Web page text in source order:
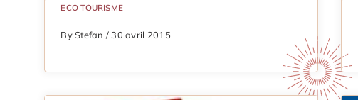
ECO TOURISME
By Stefan / 30 avril 2015